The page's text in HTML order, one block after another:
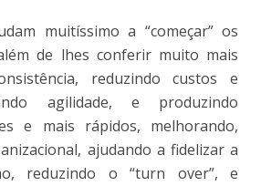
muitíssimo a “começar” os
de lhes conferir muito mais
reduzindo custos e
agilidade, e produzindo
e mais rápidos, melhorando,
ajudando a fidelizar a
reduzindo o “turn over”, e